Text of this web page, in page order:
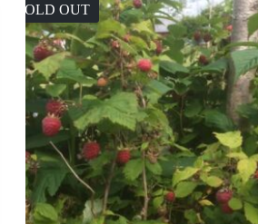
SOLD OUT